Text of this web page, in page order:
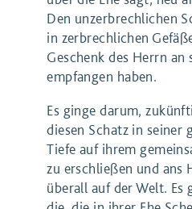
Den unzerbrechlichen
in zerbrechlichen
Geschenk des Herrn an
empfangen haben.
Es ginge darum,
diesen Schatz in seiner
Tiefe auf ihrem
zu erschließen und ans
überall auf der Welt. Es